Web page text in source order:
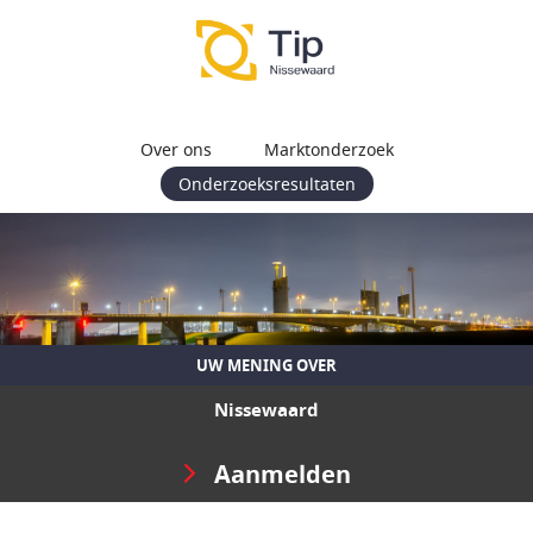
Over ons
Marktonderzoek
Onderzoeksresultaten
UW MENING OVER
Nissewaard
Aanmelden